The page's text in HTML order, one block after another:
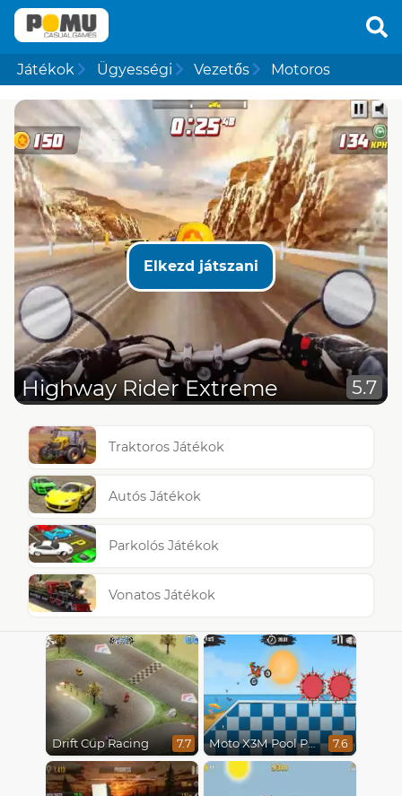
Játékok Ügyességi Vezetős Motoros
Elkezd játszani
Highway Rider Extreme 5.7
Traktoros Játékok
Autós Játékok
Parkolós Játékok
Vonatos Játékok
Drift Cup Racing 7.7 Moto X3M Pool Party 7.6